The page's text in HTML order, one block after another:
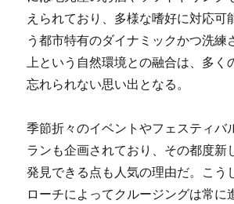
えられており、多様な嗜好に対応可
う都市特有のダイナミックかつ洗練
上という自然環境との融合は、多く
忘れられない思い出となる。
季節折々のイベントやフェスティバ
ランも企画されており、その都度新
発見できる点も人気の理由だ。こう
ローチによってクルージングは常に